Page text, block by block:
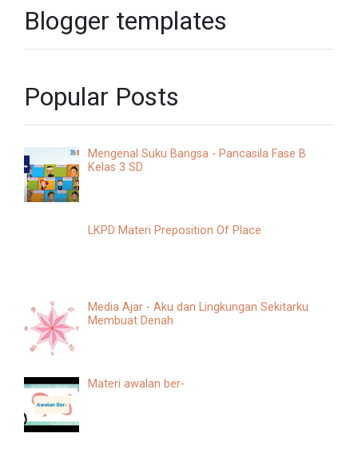
Blogger templates
Popular Posts
Mengenal Suku Bangsa - Pancasila Fase B
Kelas 3 SD
LKPD Materi Preposition Of Place
Media Ajar - Aku dan Lingkungan Sekitarku
Membuat Denah
Materi awalan ber-